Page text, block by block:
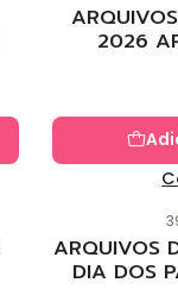
2026
ARQUIVOS
DIA DOS